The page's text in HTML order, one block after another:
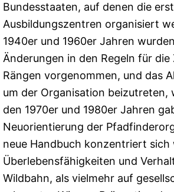
Bundesstaaten, auf denen die
Ausbildungszentren organisiert
1940er und 1960er Jahren
Änderungen in den Regeln für die
Rängen vorgenommen, und das
um der Organisation beizutreten,
den 1970er und 1980er Jahren
Neuorientierung der
neue Handbuch konzentriert sich
Überlebensfähigkeiten und
Wildbahn, als vielmehr auf